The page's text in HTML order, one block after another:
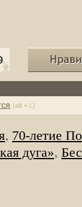
(alt + L)
, 70-летие
дуга»,